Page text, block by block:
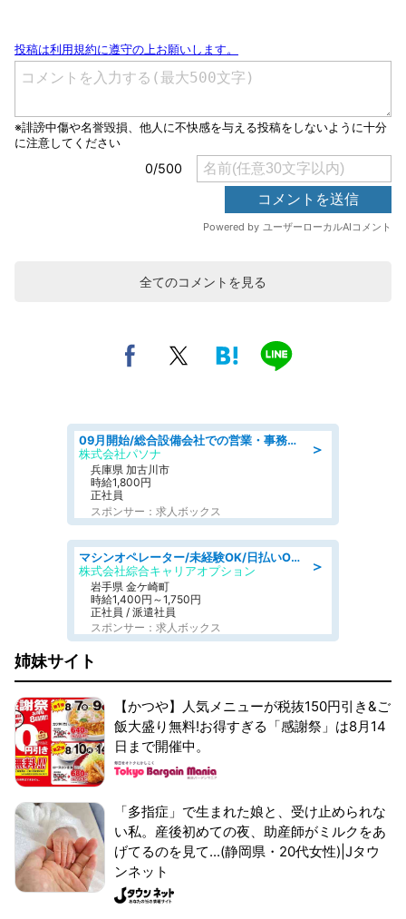
全てのコメントを見る
＞
09月開始/総合設備会社での営業・事務のお仕事/車通勤可/賞与あり/営業/営業事務
株式会社パソナ
兵庫県 加古川市
時給1,800円
正社員
スポンサー：求人ボックス
＞
マシンオペレーター/未経験OK/日払いOK/寮完備/交替制/20・30・40代活躍中
株式会社綜合キャリアオプション
岩手県 金ケ崎町
時給1,400円～1,750円
正社員 / 派遣社員
スポンサー：求人ボックス
姉妹サイト
【かつや】人気メニューが税抜150円引き&ご
飯大盛り無料!お得すぎる「感謝祭」は8月14
日まで開催中。
「多指症」で生まれた娘と、受け止められな
い私。産後初めての夜、助産師がミルクをあ
げてるのを見て...(静岡県・20代女性)|Jタウ
ンネット